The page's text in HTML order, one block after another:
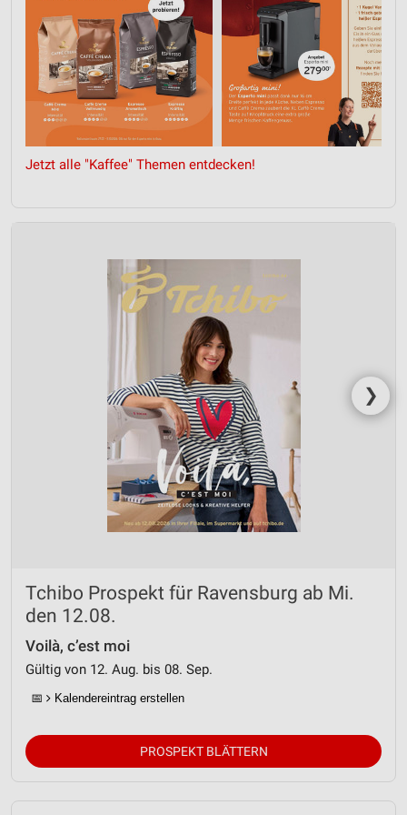
Jetzt alle "Kaffee" Themen entdecken!
❯
Tchibo Prospekt für Ravensburg ab Mi.
den 12.08.
Voilà, c’est moi
Gültig von 12. Aug. bis 08. Sep.
📅 Kalendereintrag erstellen
PROSPEKT BLÄTTERN
Entwicklung und Verbesserung der Angebote
Verwendung reduzierter Daten zur Auswahl von
Inhalten
IAB-Besonderheiten:
Verwendung genauer Standortdaten